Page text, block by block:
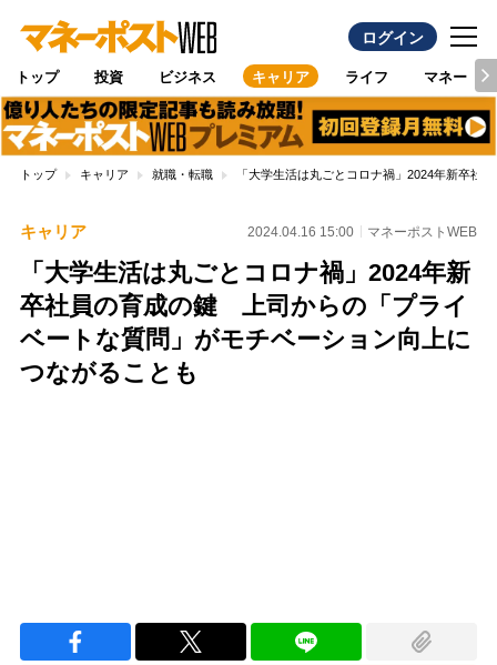
ログイン
トップ 投資 ビジネス キャリア ライフ マネー
トップ キャリア 就職・転職 「大学生活は丸ごとコロナ禍」2024年新卒
キャリア 2024.04.16 15:00 マネーポストWEB
「大学生活は丸ごとコロナ禍」2024年新
卒社員の育成の鍵 上司からの「プライ
ベートな質問」がモチベーション向上に
つながることも